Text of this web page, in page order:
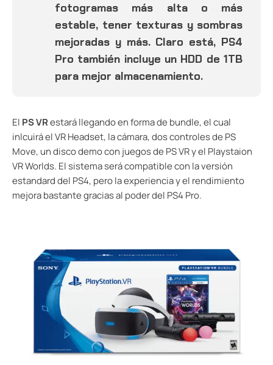
fotogramas más alta o más
estable, tener texturas y sombras
mejoradas y más. Claro está, PS4
Pro también incluye un HDD de 1TB
para mejor almacenamiento.
El PS VRestará llegando en forma de bundle, el cual
inlcuirá el VR Headset, la cámara, dos controles de PS
Move, un disco demo con juegos de PS VR y el Playstaion
VR Worlds. El sistema será compatible con la versión
estandard del PS4, pero la experiencia y el rendimiento
mejora bastante gracias al poder del PS4 Pro.